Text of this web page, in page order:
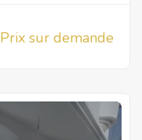
Prix sur demande